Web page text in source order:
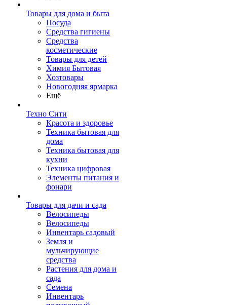
Товары для дома и быта
Посуда
Средства гигиены
Средства
косметические
Товары для детей
Химия Бытовая
Хозтовары
Новогодняя ярмарка
Ещё
Техно Сити
Красота и здоровье
Техника бытовая для
дома
Техника бытовая для
кухни
Техника цифровая
Элементы питания и
фонари
Товары для дачи и сада
Велосипеды
Велосипеды
Инвентарь садовый
Земля и
мульчирующие
средства
Растения для дома и
сада
Семена
Инвентарь